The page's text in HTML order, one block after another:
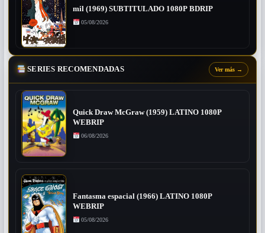
mil (1969) SUBTITULADO 1080P BDRIP
05/08/2026
SERIES RECOMENDADAS Ver más →
Quick Draw McGraw (1959) LATINO 1080P
WEBRIP
06/08/2026
Fantasma espacial (1966) LATINO 1080P
WEBRIP
05/08/2026